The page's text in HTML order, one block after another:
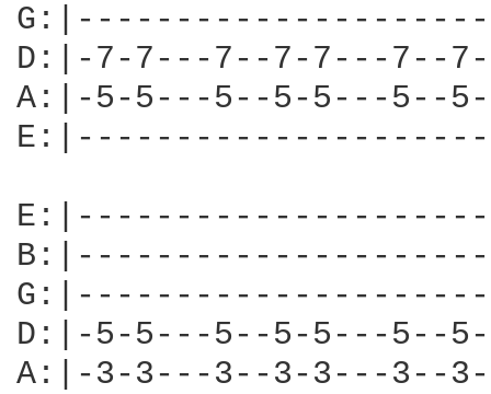
D:|-7-7---7--7-7---7--
A:|-5-5---5--5-5---5--
D:|-5-5---5--5-5---
A:|-3-3---3--3-3---3--